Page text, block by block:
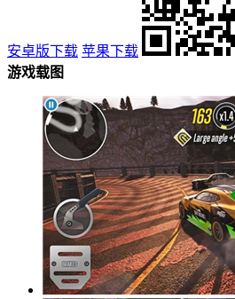
安卓版下载 苹果下载
游戏载图